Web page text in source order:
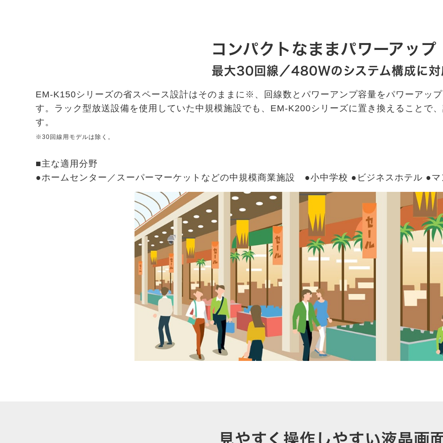
コンパクトなままパワーアップ
最大30回線／480Wのシステム構成に
EM-K150シリーズの省スペース設計はそのままに※、回線数とパワーアンプ容量をパワーアッ
す。ラック型放送設備を使用していた中規模施設でも、EM-K200シリーズに置き換えることで
す。
※30回線用モデルは除く。
■主な適用分野
●ホームセンター／スーパーマーケットなどの中規模商業施設 ●小中学校 ●ビジネスホテル ●マ